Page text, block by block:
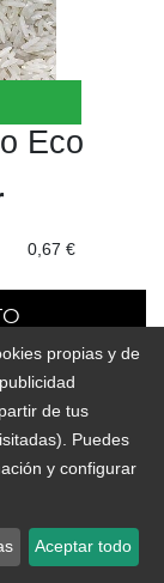
Eco
0,67 €
en el mundo, así
y es muy
propias y de
de tus
Puedes
y configurar
Aceptar todo